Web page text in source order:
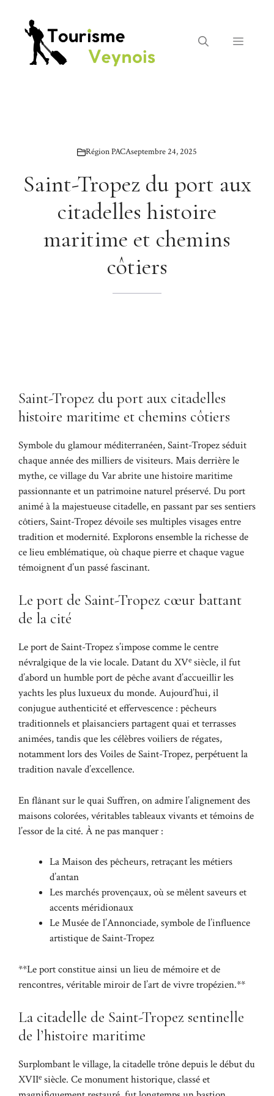
contenu
Menu
Région PACAseptembre 24, 2025
Saint-Tropez du port aux
citadelles histoire
maritime et chemins
côtiers
Saint-Tropez du port aux citadelles
histoire maritime et chemins côtiers
Symbole du glamour méditerranéen, Saint-Tropez séduit
chaque année des milliers de visiteurs. Mais derrière le
mythe, ce village du Var abrite une histoire maritime
passionnante et un patrimoine naturel préservé. Du port
animé à la majestueuse citadelle, en passant par ses sentiers
côtiers, Saint-Tropez dévoile ses multiples visages entre
tradition et modernité. Explorons ensemble la richesse de
ce lieu emblématique, où chaque pierre et chaque vague
témoignent d’un passé fascinant.
Le port de Saint-Tropez cœur battant
de la cité
Le port de Saint-Tropez s’impose comme le centre
névralgique de la vie locale. Datant du XVe siècle, il fut
d’abord un humble port de pêche avant d’accueillir les
yachts les plus luxueux du monde. Aujourd’hui, il
conjugue authenticité et effervescence : pêcheurs
traditionnels et plaisanciers partagent quai et terrasses
animées, tandis que les célèbres voiliers de régates,
notamment lors des Voiles de Saint-Tropez, perpétuent la
tradition navale d’excellence.
En flânant sur le quai Suffren, on admire l’alignement des
maisons colorées, véritables tableaux vivants et témoins de
l’essor de la cité. À ne pas manquer :
La Maison des pêcheurs, retraçant les métiers
d’antan
Les marchés provençaux, où se mêlent saveurs et
accents méridionaux
Le Musée de l’Annonciade, symbole de l’influence
artistique de Saint-Tropez
**Le port constitue ainsi un lieu de mémoire et de
rencontres, véritable miroir de l’art de vivre tropézien.**
La citadelle de Saint-Tropez sentinelle
de l’histoire maritime
Surplombant le village, la citadelle trône depuis le début du
XVIIe siècle. Ce monument historique, classé et